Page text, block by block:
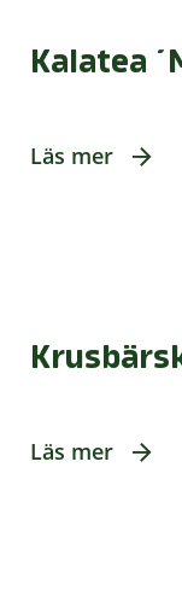
Kalatea
Läs mer
Läs mer